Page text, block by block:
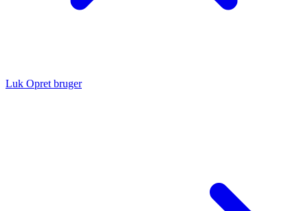
Luk Opret bruger